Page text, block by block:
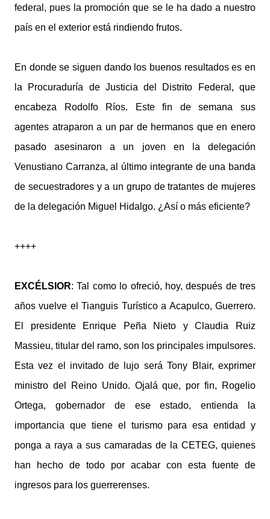
federal, pues la promoción que se le ha dado a nuestro
país en el exterior está rindiendo frutos.
En donde se siguen dando los buenos resultados es en
la Procuraduría de Justicia del Distrito Federal, que
encabeza Rodolfo Ríos. Este fin de semana sus
agentes atraparon a un par de hermanos que en enero
pasado asesinaron a un joven en la delegación
Venustiano Carranza, al último integrante de una banda
de secuestradores y a un grupo de tratantes de mujeres
de la delegación Miguel Hidalgo. ¿Así o más eficiente?
++++
EXCÉLSIOR: Tal como lo ofreció, hoy, después de tres
años vuelve el Tianguis Turístico a Acapulco, Guerrero.
El presidente Enrique Peña Nieto y Claudia Ruiz
Massieu, titular del ramo, son los principales impulsores.
Esta vez el invitado de lujo será Tony Blair, exprimer
ministro del Reino Unido. Ojalá que, por fin, Rogelio
Ortega, gobernador de ese estado, entienda la
importancia que tiene el turismo para esa entidad y
ponga a raya a sus camaradas de la CETEG, quienes
han hecho de todo por acabar con esta fuente de
ingresos para los guerrerenses.